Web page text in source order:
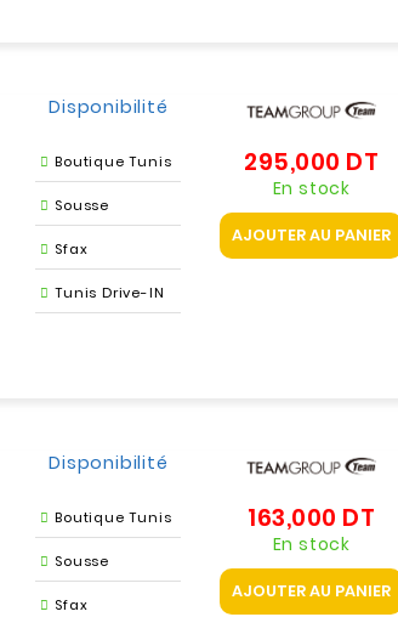
Disponibilité
Boutique Tunis
Sousse
Sfax
Tunis Drive-IN
295,000 DT
En stock
AJOUTER AU PANIER
Disponibilité
Boutique Tunis
Sousse
Sfax
163,000 DT
En stock
AJOUTER AU PANIER